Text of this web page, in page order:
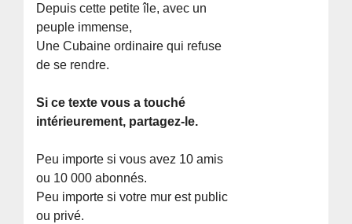
Depuis cette petite île, avec un
peuple immense,
Une Cubaine ordinaire qui refuse
de se rendre.
Si ce texte vous a touché
intérieurement, partagez-le.
Peu importe si vous avez 10 amis
ou 10 000 abonnés.
Peu importe si votre mur est public
ou privé.